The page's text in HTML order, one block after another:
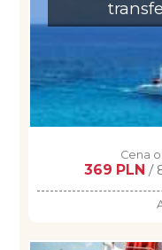
Cena
369 PLN /